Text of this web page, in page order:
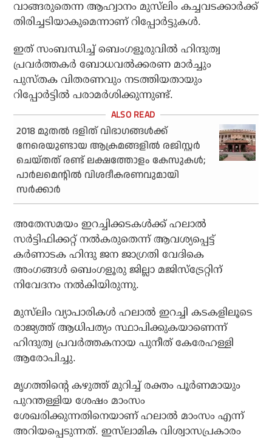
വാങ്ങരുതെന്ന ആഹ്വാനം മുസ്‌ലിം കച്ചവടക്കാര്‍ക്ക്
തിരിച്ചടിയാകുമെന്നാണ് റിപ്പോര്‍ട്ടുകള്‍.
ഇത് സംബന്ധിച്ച് ബെംഗളൂരുവില്‍ ഹിന്ദുത്വ
പ്രവര്‍ത്തകര്‍ ബോധവല്‍ക്കരണ മാര്‍ച്ചും
പുസ്തക വിതരണവും നടത്തിയതായും
റിപ്പോര്‍ട്ടില്‍ പരാമര്‍ശിക്കുന്നുണ്ട്.
2018 മുതൽ ദളിത് വിഭാ​ഗങ്ങൾക്ക്
നേരെയുണ്ടായ ആക്രമങ്ങളിൽ രജിസ്റ്റർ
ചെയ്തത് രണ്ട് ലക്ഷത്തോളം കേസുകൾ;
പാർലമെന്റിൽ വിശദീകരണവുമായി
സർക്കാർ
അതേസമയം ഇറച്ചിക്കടകള്‍ക്ക് ഹലാല്‍
സര്‍ട്ടിഫിക്കറ്റ് നല്‍കരുതെന്ന് ആവശ്യപ്പെട്ട്
കര്‍ണാടക ഹിന്ദു ജന ജാഗ്രതി വേദികെ
അംഗങ്ങള്‍ ബെംഗളൂരു ജില്ലാ മജിസ്ട്രേറ്റിന്
നിവേദനം നല്‍കിയിരുന്നു.
മുസ്‌ലിം വ്യാപാരികള്‍ ഹലാല്‍ ഇറച്ചി കടകളിലൂടെ
രാജ്യത്ത് ആധിപത്യം സ്ഥാപിക്കുകയാണെന്ന്
ഹിന്ദുത്വ പ്രവര്‍ത്തകനായ പുനീത് കേരേഹള്ളി
ആരോപിച്ചു.
മൃഗത്തിന്റെ കഴുത്ത് മുറിച്ച് രക്തം പൂര്‍ണമായും
പുറന്തള്ളിയ ശേഷം മാംസം
ശേഖരിക്കുന്നതിനെയാണ് ഹലാല്‍ മാംസം എന്ന്
അറിയപ്പെടുന്നത്. ഇസ്‌ലാമിക വിശ്വാസപ്രകാരം